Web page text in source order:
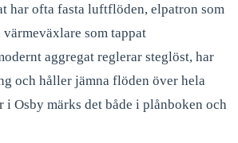
har ofta fasta luftflöden, elpatron som
värmeväxlare som tappat
aggregat reglerar steglöst, har
och håller jämna flöden över hela
i Osby märks det både i plånboken och